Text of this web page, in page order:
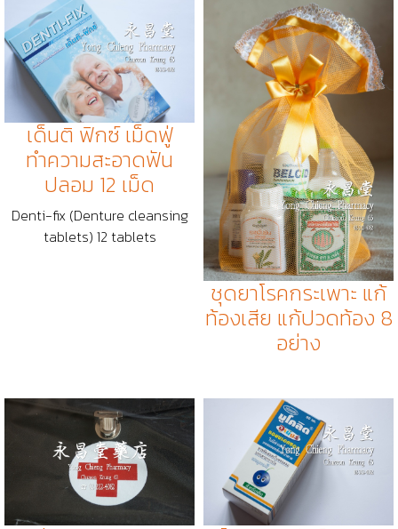
เด็นติ ฟิกซ์ เม็ดฟู่
ทำความสะอาดฟัน
ปลอม 12 เม็ด
Denti-fix (Denture cleansing
tablets) 12 tablets
ชุดยาโรคกระเพาะ แก้
ท้องเสีย แก้ปวดท้อง 8
อย่าง